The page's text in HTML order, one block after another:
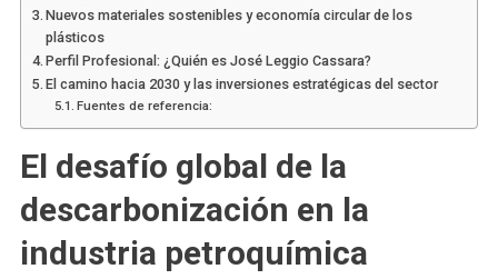
Nuevos materiales sostenibles y economía circular de los
plásticos
Perfil Profesional: ¿Quién es José Leggio Cassara?
El camino hacia 2030 y las inversiones estratégicas del sector
Fuentes de referencia:
El desafío global de la
descarbonización en la
industria petroquímica